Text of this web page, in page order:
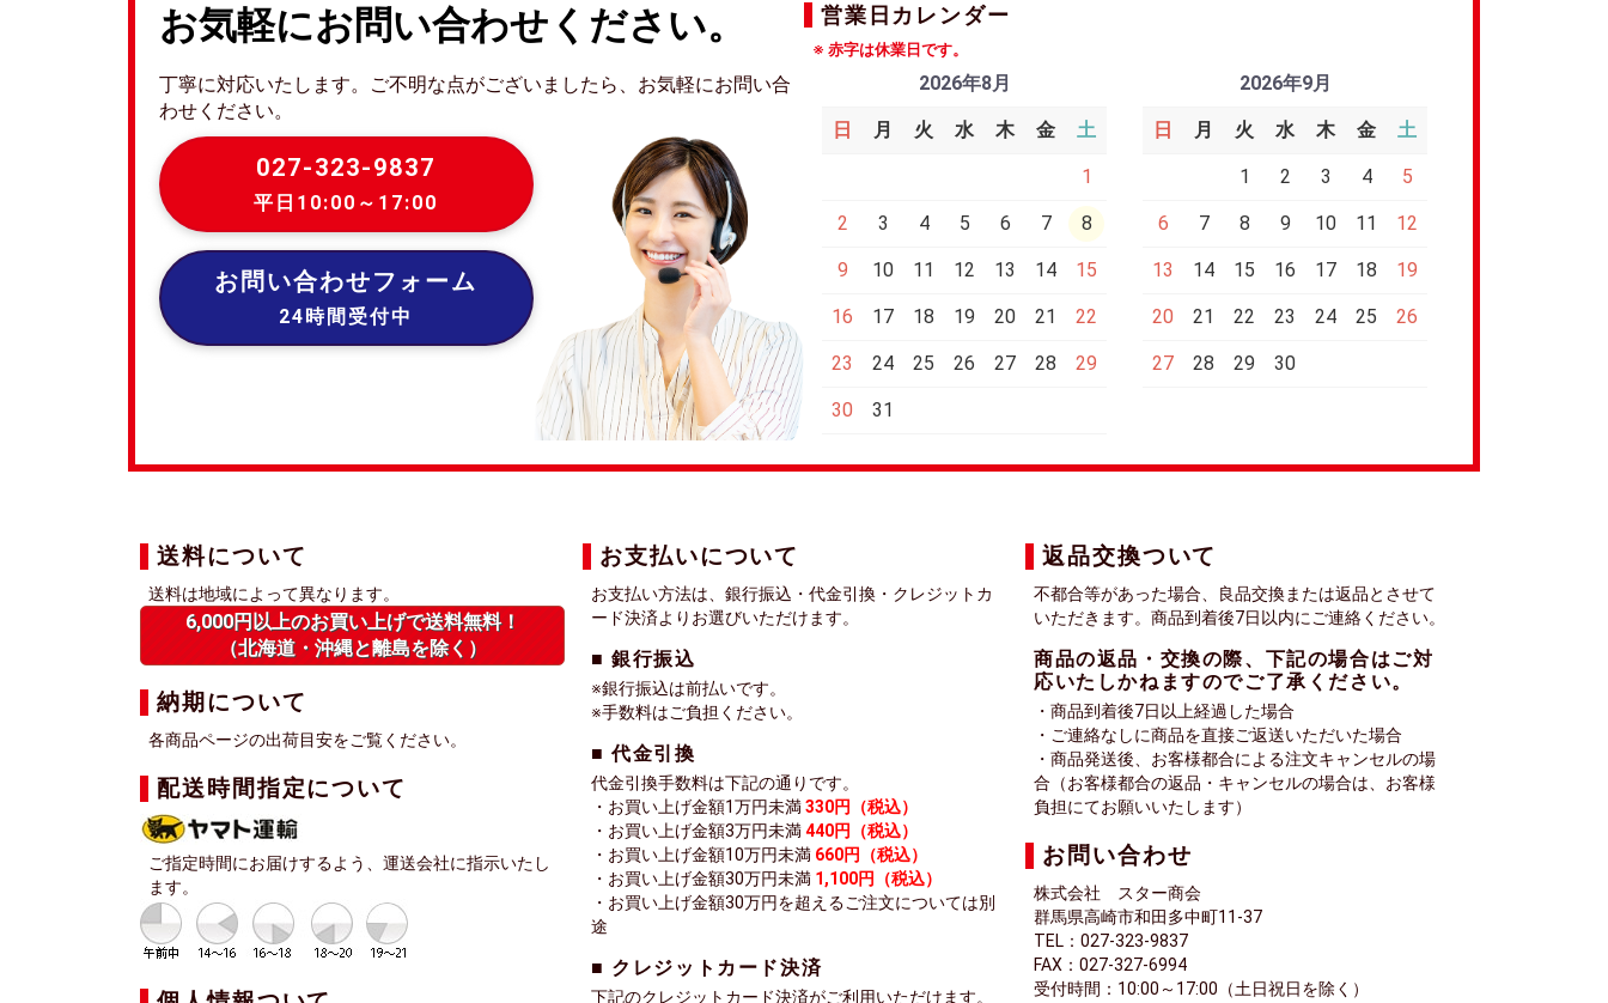
お気軽にお問い合わせください。
丁寧に対応いたします。ご不明な点がございましたら、お気軽にお問い合
わせください。
027-323-9837
平日10:00～17:00
お問い合わせフォーム
24時間受付中
営業日カレンダー
※ 赤字は休業日です。
2026年8月
日 月 火 水 木 金 土
1
2 3 4 5 6 7 8
9 10 11 12 13 14 15
16 17 18 19 20 21 22
23 24 25 26 27 28 29
30 31
2026年9月
日 月 火 水 木 金 土
1 2 3 4 5
6 7 8 9 10 11 12
13 14 15 16 17 18 19
20 21 22 23 24 25 26
27 28 29 30
送料について
送料は地域によって異なります。
6,000円以上のお買い上げで送料無料！
（北海道・沖縄と離島を除く）
納期について
各商品ページの出荷目安をご覧ください。
配送時間指定について
ご指定時間にお届けするよう、運送会社に指示いたし
ます。
お支払いについて
お支払い方法は、銀行振込・代金引換・クレジットカ
ード決済よりお選びいただけます。
■ 銀行振込
※銀行振込は前払いです。
※手数料はご負担ください。
■ 代金引換
代金引換手数料は下記の通りです。
・お買い上げ金額1万円未満330円（税込）
・お買い上げ金額3万円未満440円（税込）
・お買い上げ金額10万円未満 660円（税込）
・お買い上げ金額30万円未満 1,100円（税込）
・お買い上げ金額30万円を超えるご注文については別
途
■ クレジットカード決済
下記のクレジットカード決済がご利用いただけます。
返品交換ついて
不都合等があった場合、良品交換または返品とさせて
いただきます。商品到着後7日以内にご連絡ください。
商品の返品・交換の際、下記の場合はご対
応いたしかねますのでご了承ください。
・商品到着後7日以上経過した場合
・ご連絡なしに商品を直接ご返送いただいた場合
・商品発送後、お客様都合による注文キャンセルの場
合（お客様都合の返品・キャンセルの場合は、お客様
負担にてお願いいたします）
お問い合わせ
株式会社 スター商会
群馬県高崎市和田多中町11-37
TEL：027-323-9837
FAX：027-327-6994
受付時間：10:00～17:00（土日祝日を除く）